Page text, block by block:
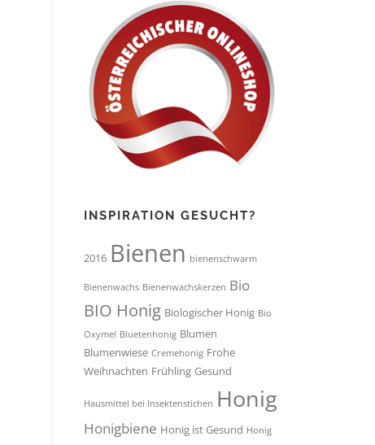
INSPIRATION GESUCHT?
2016 Bienen bienenschwarm
Bienenwachs Bienenwachskerzen Bio
BIO Honig Biologischer Honig Bio
Oxymel Bluetenhonig Blumen
Blumenwiese Cremehonig Frohe
Weihnachten Frühling Gesund
Hausmittel bei Insektenstichen Honig
Honigbiene Honig ist Gesund Honig